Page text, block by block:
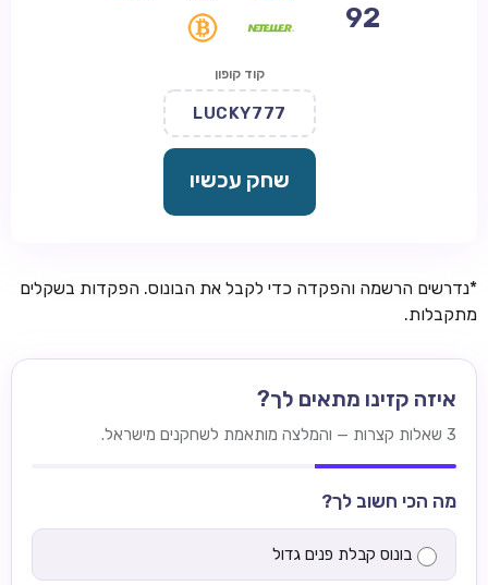
92
קוד קופון
LUCKY777
שחק עכשיו
*נדרשים הרשמה והפקדה כדי לקבל את הבונוס. הפקדות בשקלים
מתקבלות.
איזה קזינו מתאים לך?
3 שאלות קצרות — והמלצה מותאמת לשחקנים מישראל.
מה הכי חשוב לך?
בונוס קבלת פנים גדול